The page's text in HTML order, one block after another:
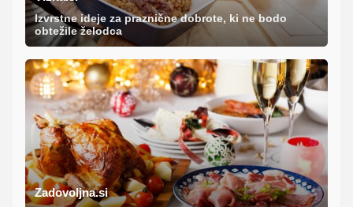
Izvrstne ideje za praznične dobrote, ki ne bodo
obtežile želodca
Zadovoljna.si